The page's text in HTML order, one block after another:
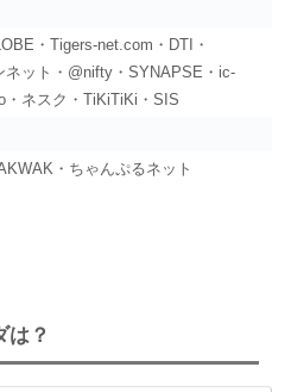
・Tigers-net.com・DTI・
ット・@nifty・SYNAPSE・ic-
・ネスク・TiKiTiKi・SIS
・ちゃんぷるネット
は？